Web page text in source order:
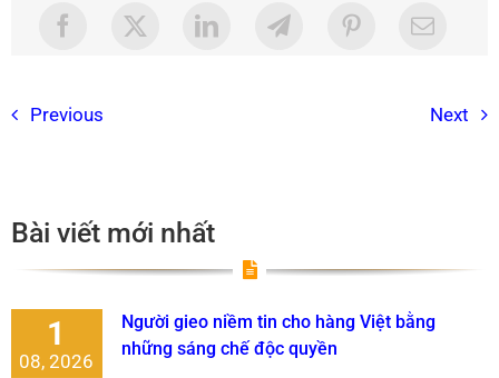
Previous Next
Bài viết mới nhất
1
08, 2026
Người gieo niềm tin cho hàng Việt bằng
những sáng chế độc quyền